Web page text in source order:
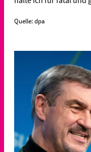
Quelle: dpa